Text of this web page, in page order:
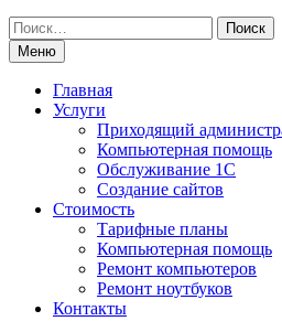
Искать:
Меню
Главная
Услуги
Приходящий
Компьютерная помощь
Обслуживание 1С
Создание сайтов
Стоимость
Тарифные планы
Компьютерная помощь
Ремонт компьютеров
Ремонт ноутбуков
Контакты